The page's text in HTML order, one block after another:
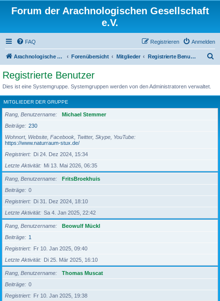
Forum der Arachnologischen Gesellschaft
e.V.
FAQ Anmelden
Registrieren
Arachnologische Gesellschaft e. V. Forenübersicht Mitglieder Registrierte Benutzer
Registrierte Benutzer
Dies ist eine Systemgruppe. Systemgruppen werden von den Administratoren verwaltet.
MITGLIEDER DER GRUPPE
Rang, Benutzername
Michael Stemmer
Beiträge
230
Wohnort, Website, Facebook, Twitter, Skype, YouTube
https://www.naturraum-stux.de/
Registriert
Di 24. Dez 2024, 15:34
Letzte Aktivität
Mi 13. Mai 2026, 06:35
Rang, Benutzername
FritsBroekhuis
Beiträge
0
Registriert
Di 31. Dez 2024, 18:10
Letzte Aktivität
Sa 4. Jan 2025, 22:42
Rang, Benutzername
Beowulf Mückl
Beiträge
1
Registriert
Fr 10. Jan 2025, 09:40
Letzte Aktivität
Di 25. Mär 2025, 16:10
Rang, Benutzername
Thomas Muscat
Beiträge
0
Registriert
Fr 10. Jan 2025, 19:38